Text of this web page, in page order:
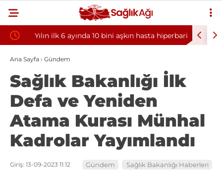
Yılın ilk 6 ayında 10 bini aşkın hasta hiperbarik
oksijen tedavisinden yararlandı
Diş eti
Ana Sayfa › Gündem
Sağlık Bakanlığı İlk
Defa ve Yeniden
Atama Kurası Münhal
Kadrolar Yayımlandı
Giriş: 13-09-2023 11:12 Gündem Sağlık Bakanlığı Haberleri